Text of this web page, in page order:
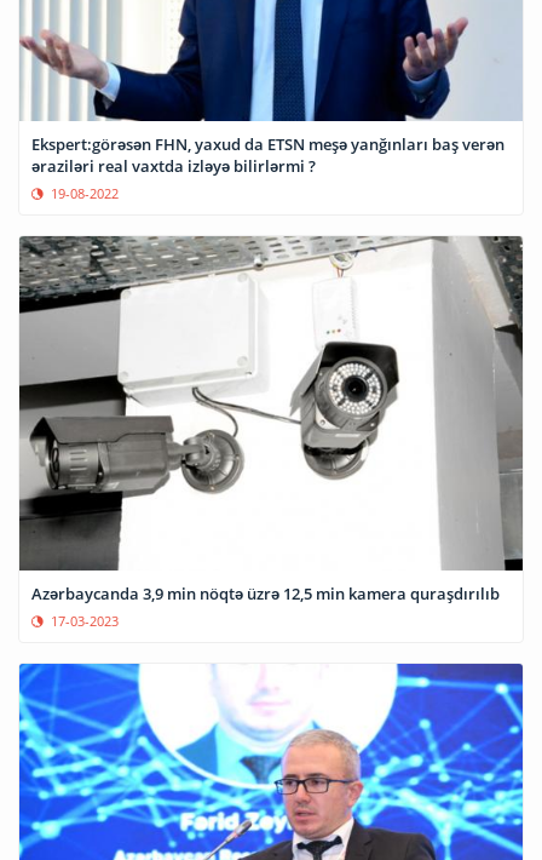
Ekspert:görəsən FHN, yaxud da ETSN meşə yanğınları baş verən
əraziləri real vaxtda izləyə bilirlərmi ?
19-08-2022
Azərbaycanda 3,9 min nöqtə üzrə 12,5 min kamera quraşdırılıb
17-03-2023